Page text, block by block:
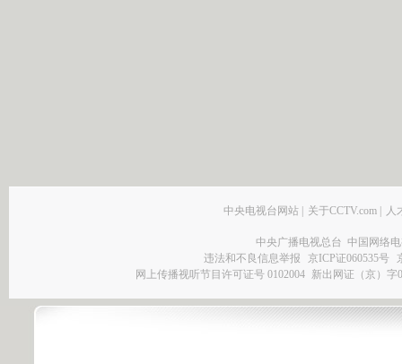
中央电视台网站 关于CCTV.com 人
中央广播电视总台 中国网络
违法和不良信息举报
京ICP证060535号
网上传播视听节目许可证号 0102004 新出网证（京）